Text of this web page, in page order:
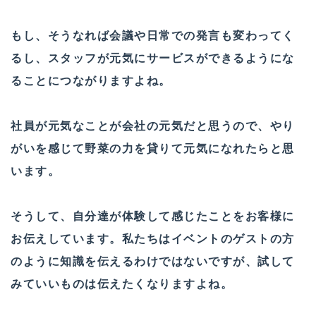
もし、そうなれば会議や日常での発言も変わってく
るし、スタッフが元気にサービスができるようにな
ることにつながりますよね。
社員が元気なことが会社の元気だと思うので、やり
がいを感じて野菜の力を貸りて元気になれたらと思
います。
そうして、自分達が体験して感じたことをお客様に
お伝えしています。私たちはイベントのゲストの方
のように知識を伝えるわけではないですが、試して
みていいものは伝えたくなりますよね。